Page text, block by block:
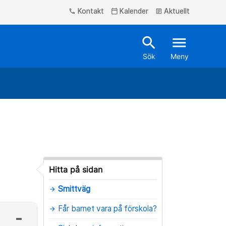
phone Kontakt calendar_today Kalender article Aktuellt
search
Sök
menu
Meny
Hitta på sidan
arrow_forward Smittväg
arrow_forward Får barnet vara på förskola?